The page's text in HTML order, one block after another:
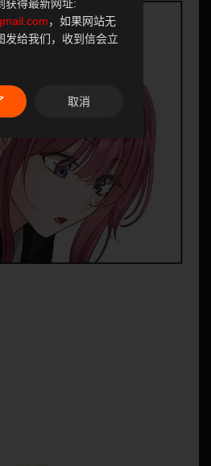
获得最新网址:
，如果网站无
发给我们，收到信会立
取消